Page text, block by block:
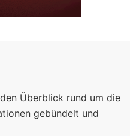
Überblick rund um die
gebündelt und